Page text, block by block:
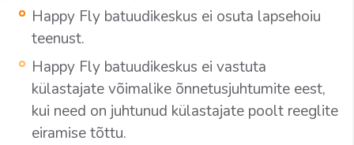
Happy Fly batuudikeskus ei osuta lapsehoiu
teenust.
Happy Fly batuudikeskus ei vastuta
külastajate võimalike õnnetusjuhtumite eest,
kui need on juhtunud külastajate poolt reeglite
eiramise tõttu.